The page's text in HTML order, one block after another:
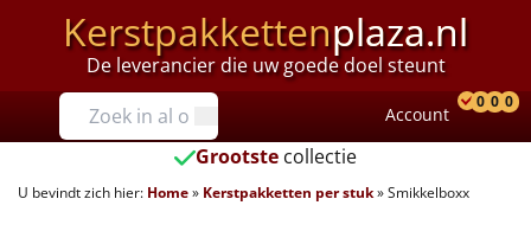
Kerstpakkettenplaza.nl
De leverancier die uw goede doel steunt
Prijzen
Tot €25
€25 tot €35
Account
0 0 0
Grootste collectie
U bevindt zich hier: Home» Kerstpakketten per stuk»Smikkelboxx